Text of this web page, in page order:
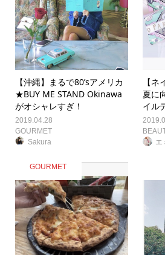
【沖縄】まるで80’sアメリカ
★BUY ME STAND Okinawa
がオシャレすぎ！
2019.04.28
GOURMET
Sakura
【
夏に
イル
エ
GOURMET